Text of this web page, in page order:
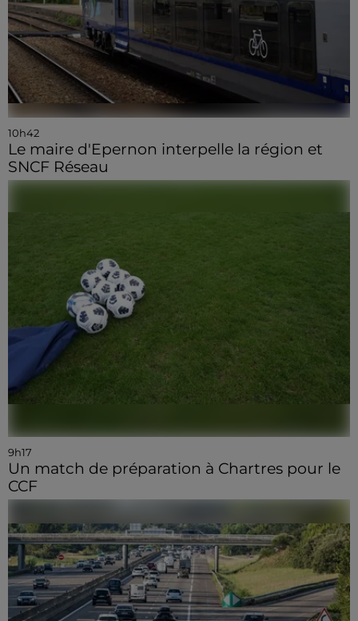
10h42
Le maire d'Epernon interpelle la région et
SNCF Réseau
9h17
Un match de préparation à Chartres pour le
CCF